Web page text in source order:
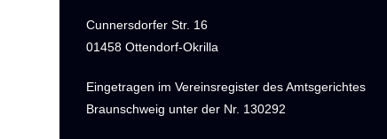
Cunnersdorfer Str. 16
01458 Ottendorf-Okrilla
Eingetragen im Vereinsregister des Amtsgerichtes
Braunschweig unter der Nr. 130292